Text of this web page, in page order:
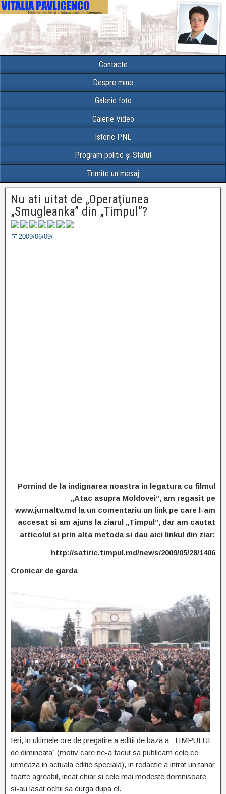
Contacte
Despre mine
Galerie foto
Galerie Video
Istoric PNL
Program politic și Statut
Trimite un mesaj
Nu ati uitat de „Operaţiunea
„Smugleanka” din „Timpul”?
2009/06/09/
Pornind de la indignarea noastra in legatura cu filmul
„Atac asupra Moldovei”, am regasit pe
www.jurnaltv.md la un comentariu un link pe care l-am
accesat si am ajuns la ziarul „Timpul”, dar am cautat
articolul si prin alta metoda si dau aici linkul din ziar:
http://satiric.timpul.md/news/2009/05/28/1406
Cronicar de garda
Ieri, in ultimele ore de pregatire a editii de baza a „TIMPULUI
de dimineata” (motiv care ne-a facut sa publicam cele ce
urmeaza in actuala editie speciala), in redactie a intrat un tanar
foarte agreabil, incat chiar si cele mai modeste domnisoare
si-au lasat ochii sa curga dupa el.